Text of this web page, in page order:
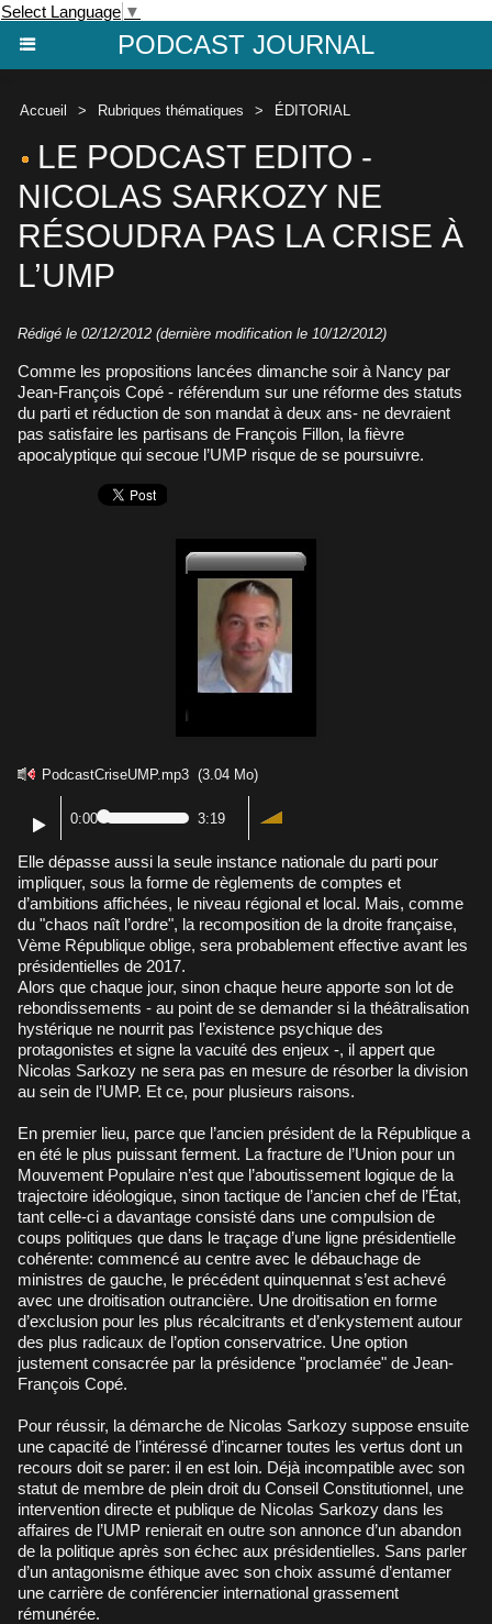
Select Language ▼
PODCAST JOURNAL
Accueil > Rubriques thématiques > ÉDITORIAL
LE PODCAST EDITO -
NICOLAS SARKOZY NE
RÉSOUDRA PAS LA CRISE À
L’UMP
Rédigé le 02/12/2012 (dernière modification le 10/12/2012)
Comme les propositions lancées dimanche soir à Nancy par
Jean-François Copé - référendum sur une réforme des statuts
du parti et réduction de son mandat à deux ans- ne devraient
pas satisfaire les partisans de François Fillon, la fièvre
apocalyptique qui secoue l’UMP risque de se poursuivre.
PodcastCriseUMP.mp3 (3.04 Mo)
0:00 3:19
Elle dépasse aussi la seule instance nationale du parti pour
impliquer, sous la forme de règlements de comptes et
d’ambitions affichées, le niveau régional et local. Mais, comme
du "chaos naît l’ordre", la recomposition de la droite française,
Vème République oblige, sera probablement effective avant les
présidentielles de 2017.
Alors que chaque jour, sinon chaque heure apporte son lot de
rebondissements - au point de se demander si la théâtralisation
hystérique ne nourrit pas l’existence psychique des
protagonistes et signe la vacuité des enjeux -, il appert que
Nicolas Sarkozy ne sera pas en mesure de résorber la division
au sein de l’UMP. Et ce, pour plusieurs raisons.
En premier lieu, parce que l’ancien président de la République a
en été le plus puissant ferment. La fracture de l’Union pour un
Mouvement Populaire n’est que l’aboutissement logique de la
trajectoire idéologique, sinon tactique de l’ancien chef de l’État,
tant celle-ci a davantage consisté dans une compulsion de
coups politiques que dans le traçage d’une ligne présidentielle
cohérente: commencé au centre avec le débauchage de
ministres de gauche, le précédent quinquennat s’est achevé
avec une droitisation outrancière. Une droitisation en forme
d’exclusion pour les plus récalcitrants et d’enkystement autour
des plus radicaux de l’option conservatrice. Une option
justement consacrée par la présidence "proclamée" de Jean-
François Copé.
Pour réussir, la démarche de Nicolas Sarkozy suppose ensuite
une capacité de l’intéressé d’incarner toutes les vertus dont un
recours doit se parer: il en est loin. Déjà incompatible avec son
statut de membre de plein droit du Conseil Constitutionnel, une
intervention directe et publique de Nicolas Sarkozy dans les
affaires de l’UMP renierait en outre son annonce d’un abandon
de la politique après son échec aux présidentielles. Sans parler
d’un antagonisme éthique avec son choix assumé d’entamer
une carrière de conférencier international grassement
rémunérée.